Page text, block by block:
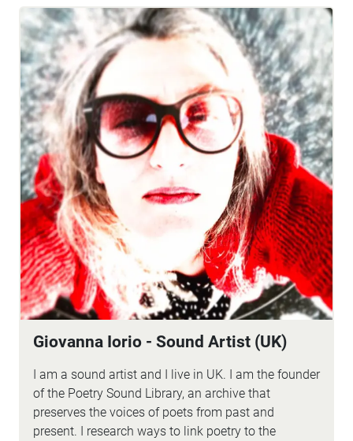
Giovanna Iorio - Sound Artist (UK)
I am a sound artist and I live in UK. I am the founder
of the Poetry Sound Library, an archive that
preserves the voices of poets from past and
present. I research ways to link poetry to the